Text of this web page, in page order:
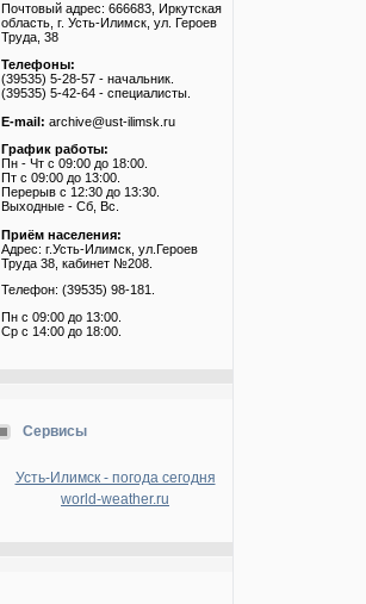
Почтовый адрес: 666683, Иркутская
область, г. Усть-Илимск, ул. Героев
Труда, 38
Телефоны:
(39535) 5-28-57 - начальник.
(39535) 5-42-64 - специалисты.
E-mail: archive@ust-ilimsk.ru
График работы:
Пн - Чт с 09:00 до 18:00.
Пт с 09:00 до 13:00.
Перерыв с 12:30 до 13:30.
Выходные - Сб, Вс.
Приём населения:
Адрес: г.Усть-Илимск, ул.Героев
Труда 38, кабинет №208.
Телефон: (39535) 98-181.
Пн с 09:00 до 13:00.
Ср с 14:00 до 18:00.
Сервисы
Усть-Илимск - погода сегодня
world-weather.ru